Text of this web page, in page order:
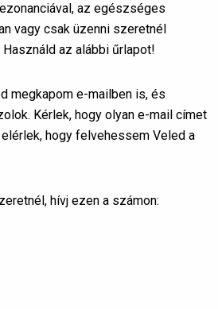
az egészséges
vagy csak üzenni szeretnél
az alábbi űrlapot!
megkapom e-mailben is, és
Kérlek, hogy olyan e-mail címet
hogy felvehessem Veled a
hívj ezen a számon: